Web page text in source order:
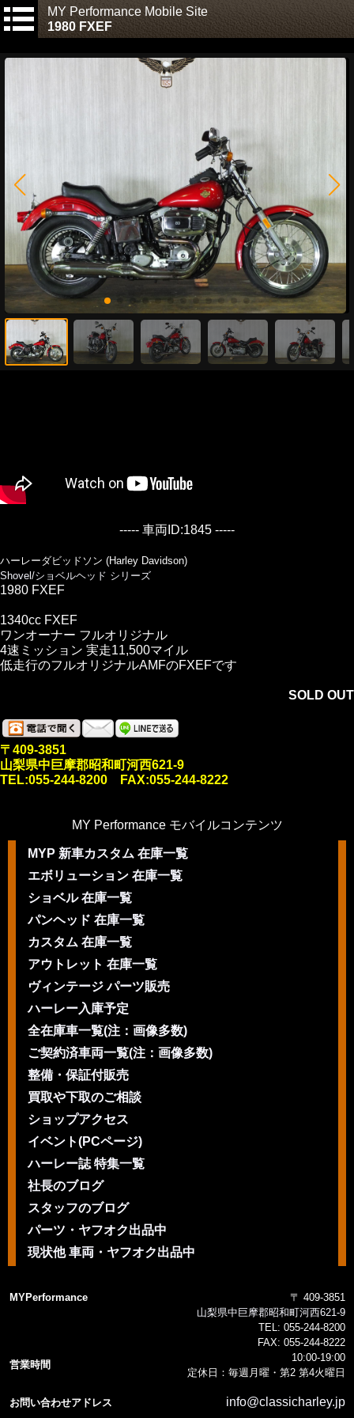
MY Performance Mobile Site
1980 FXEF
----- 車両ID:1845 -----
ハーレーダビッドソン (Harley Davidson)
Shovel/ショベルヘッド シリーズ
1980 FXEF
1340cc FXEF
ワンオーナー フルオリジナル
4速ミッション 実走11,500マイル
低走行のフルオリジナルAMFのFXEFです
SOLD OUT
〒409-3851
山梨県中巨摩郡昭和町河西621-9
TEL:055-244-8200 FAX:055-244-8222
MY Performance モバイルコンテンツ
MYP 新車カスタム 在庫一覧
エボリューション 在庫一覧
ショベル 在庫一覧
パンヘッド 在庫一覧
カスタム 在庫一覧
アウトレット 在庫一覧
ヴィンテージ パーツ販売
ハーレー入庫予定
全在庫車一覧(注：画像多数)
ご契約済車両一覧(注：画像多数)
整備・保証付販売
買取や下取のご相談
ショップアクセス
イベント(PCページ)
ハーレー誌 特集一覧
社長のブログ
スタッフのブログ
パーツ・ヤフオク出品中
現状他 車両・ヤフオク出品中
MYPerformance
〒 409-3851
山梨県中巨摩郡昭和町河西621-9
TEL: 055-244-8200
FAX: 055-244-8222
営業時間
10:00-19:00
定休日：毎週月曜・第2 第4火曜日
お問い合わせアドレス info@classicharley.jp